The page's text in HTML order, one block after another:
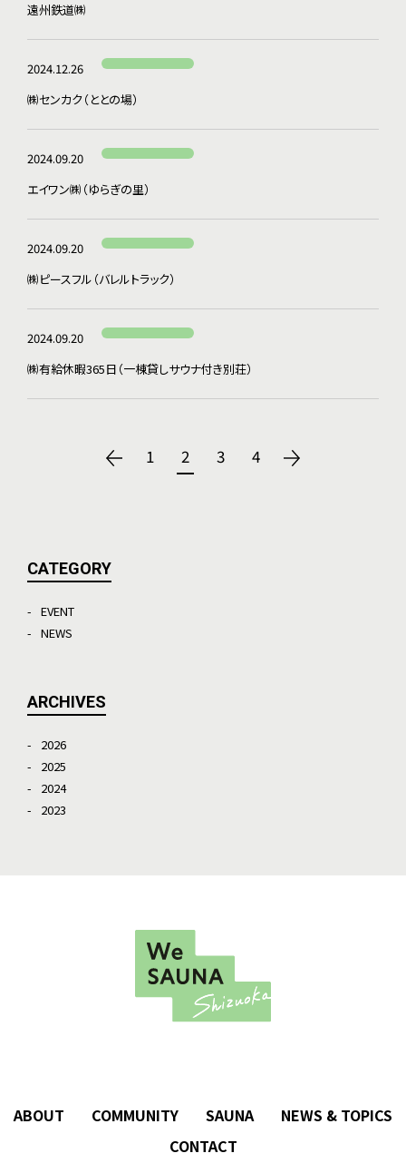
遠州鉄道㈱
2024.12.26
㈱センカク（ととの場）
2024.09.20
エイワン㈱（ゆらぎの里）
2024.09.20
㈱ピースフル（バレルトラック）
2024.09.20
㈱有給休暇365日（一棟貸しサウナ付き別荘）
1 2 3 4
CATEGORY
EVENT
NEWS
ARCHIVES
2026
2025
2024
2023
ABOUT COMMUNITY SAUNA
NEWS & TOPICS
CONTACT